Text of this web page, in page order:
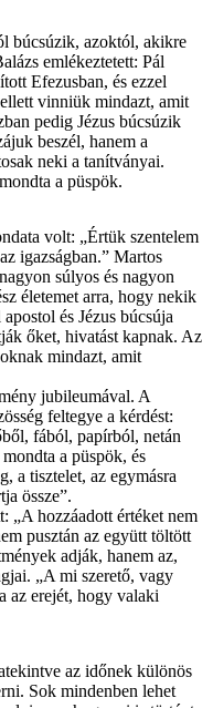
búcsúzik, azoktól, akikre
emlékeztetett: Pál
Efezusban, és ezzel
vinniük mindazt, amit
pedig Jézus búcsúzik
beszél, hanem a
neki a tanítványai.
a püspök.
volt: „Értük szentelem
igazságban.” Martos
súlyos és nagyon
életemet arra, hogy nekik
és Jézus búcsúja
őket, hivatást kapnak. Az
mindazt, amit
jubileumával. A
feltegye a kérdést:
fából, papírból, netán
a püspök, és
a tisztelet, az egymásra
össze”.
„A hozzáadott értéket nem
pusztán az együtt töltött
adják, hanem az,
„A mi szerető, vagy
az erejét, hogy valaki
az időnek különös
Sok mindenben lehet